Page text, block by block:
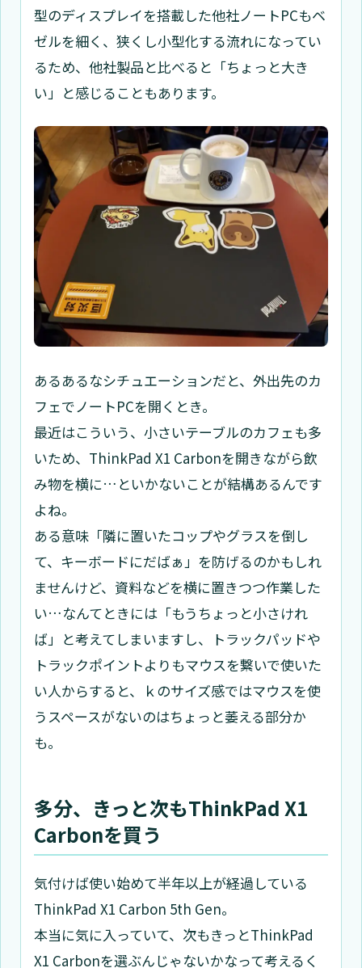
型のディスプレイを搭載した他社ノートPCもベ
ゼルを細く、狭くし小型化する流れになってい
るため、他社製品と比べると「ちょっと大き
い」と感じることもあります。
あるあるなシチュエーションだと、外出先のカ
フェでノートPCを開くとき。
最近はこういう、小さいテーブルのカフェも多
いため、ThinkPad X1 Carbonを開きながら飲
み物を横に…といかないことが結構あるんです
よね。
ある意味「隣に置いたコップやグラスを倒し
て、キーボードにだばぁ」を防げるのかもしれ
ませんけど、資料などを横に置きつつ作業した
い…なんてときには「もうちょっと小さけれ
ば」と考えてしまいますし、トラックパッドや
トラックポイントよりもマウスを繋いで使いた
い人からすると、ｋのサイズ感ではマウスを使
うスペースがないのはちょっと萎える部分か
も。
多分、きっと次もThinkPad X1
Carbonを買う
気付けば使い始めて半年以上が経過している
ThinkPad X1 Carbon 5th Gen。
本当に気に入っていて、次もきっとThinkPad
X1 Carbonを選ぶんじゃないかなって考えるく